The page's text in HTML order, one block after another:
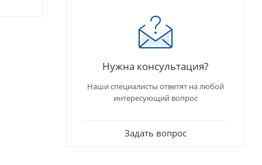
Нужна консультация?
Наши специалисты ответят на любой
интересующий вопрос
Задать вопрос